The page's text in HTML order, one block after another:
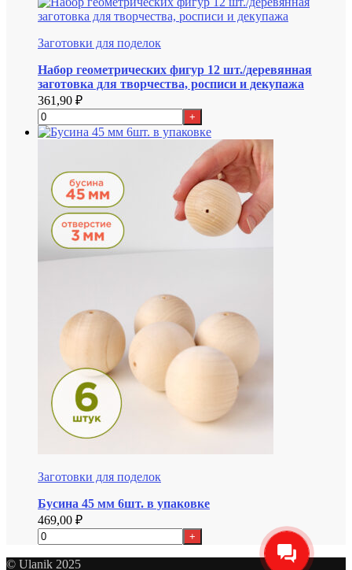
Заготовки для поделок
Набор геометрических фигур 12 шт./деревянная
заготовка для творчества, росписи и декупажа
361,90 ₽
+
Заготовки для поделок
Бусина 45 мм 6шт. в упаковке
469,00 ₽
+
© Ulanik 2025